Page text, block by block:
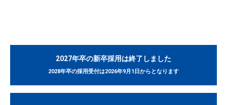
2027年卒の新卒採用は終了しました
2028年卒の採用受付は2026年9月1日からとなります